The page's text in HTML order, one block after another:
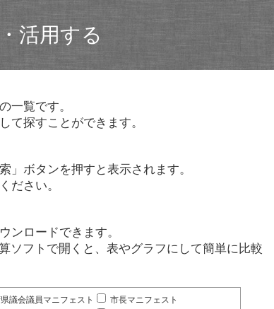
活用する
一覧です。
て探すことができます。
」ボタンを押すと表示されます。
ださい。
ンロードできます。
ソフトで開くと、表やグラフにして簡単に比較
議会議員マニフェスト
市長マニフェスト